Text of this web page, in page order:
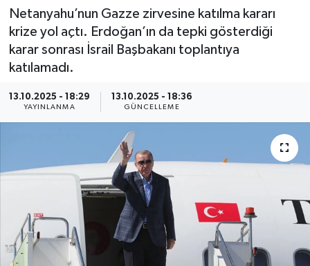
Netanyahu’nun Gazze zirvesine katılma kararı
krize yol açtı. Erdoğan’ın da tepki gösterdiği
karar sonrası İsrail Başbakanı toplantıya
katılamadı.
13.10.2025 - 18:29
YAYINLANMA
13.10.2025 - 18:36
GÜNCELLEME
RESMİ REKLAMLAR
Egemax TV
Haber Arşivi